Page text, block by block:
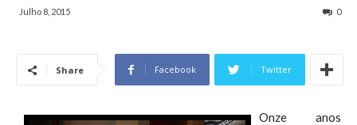
Julho 8, 2015 0
Share Facebook Twitter
Onze anos